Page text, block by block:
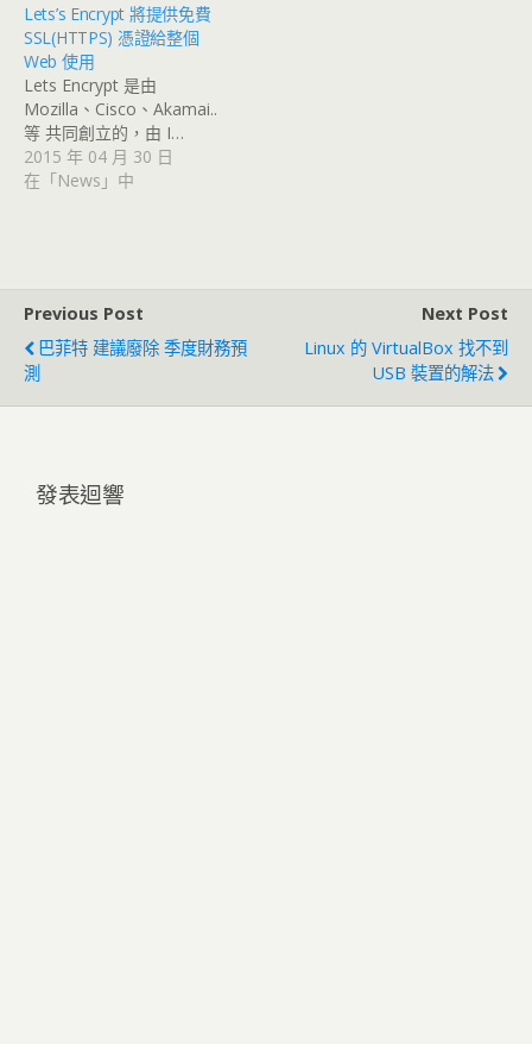
Lets’s Encrypt 將提供免費
SSL(HTTPS) 憑證給整個
Web 使用
Lets Encrypt 是由
Mozilla、Cisco、Akamai..
等 共同創立的，由 I…
2015 年 04 月 30 日
在「News」中
Previous Post
巴菲特 建議廢除 季度財務預
測
Next Post
Linux 的 VirtualBox 找不到
USB 裝置的解法
發表迴響